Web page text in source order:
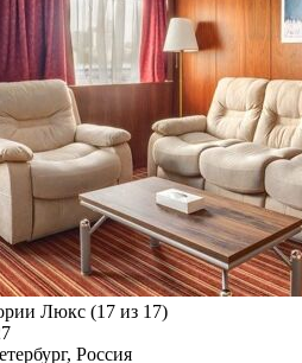
Люкс (17 из 17)
Россия